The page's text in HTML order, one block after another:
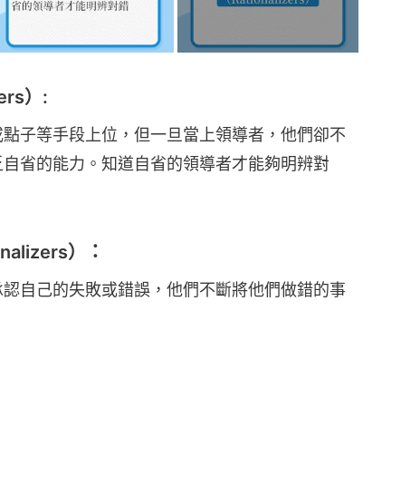
）:
子等手段上位，但一旦當上領導者，他們卻不
省的能力。知道自省的領導者才能夠明辨對
）：
自己的失敗或錯誤，他們不斷將他們做錯的事